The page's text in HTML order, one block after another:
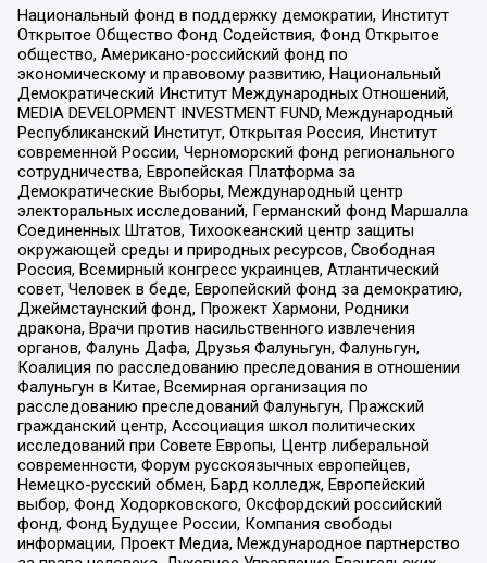
Национальный фонд в поддержку демократии, Институт
Открытое Общество Фонд Содействия, Фонд Открытое
общество, Американо-российский фонд по
экономическому и правовому развитию, Национальный
Демократический Институт Международных Отношений,
MEDIA DEVELOPMENT INVESTMENT FUND, Международный
Республиканский Институт, Открытая Россия, Институт
современной России, Черноморский фонд регионального
сотрудничества, Европейская Платформа за
Демократические Выборы, Международный центр
электоральных исследований, Германский фонд Маршалла
Соединенных Штатов, Тихоокеанский центр защиты
окружающей среды и природных ресурсов, Свободная
Россия, Всемирный конгресс украинцев, Атлантический
совет, Человек в беде, Европейский фонд за демократию,
Джеймстаунский фонд, Прожект Хармони, Родники
дракона, Врачи против насильственного извлечения
органов, Фалунь Дафа, Друзья Фалуньгун, Фалуньгун,
Коалиция по расследованию преследования в отношении
Фалуньгун в Китае, Всемирная организация по
расследованию преследований Фалуньгун, Пражский
гражданский центр, Ассоциация школ политических
исследований при Совете Европы, Центр либеральной
современности, Форум русскоязычных европейцев,
Немецко-русский обмен, Бард колледж, Европейский
выбор, Фонд Ходорковского, Оксфордский российский
фонд, Фонд Будущее России, Компания свободы
информации, Проект Медиа, Международное партнерство